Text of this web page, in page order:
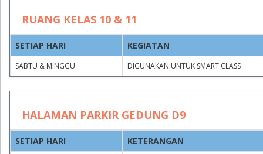
Group by Clear filters
TIMESTAMP
JAM
RUANG KELAS 10 & 11
SETIAP HARI KEGIATAN
SABTU & MINGGU DIGUNAKAN UNTUK SMART CLASS
HALAMAN PARKIR GEDUNG D9
SETIAP HARI KETERANGAN